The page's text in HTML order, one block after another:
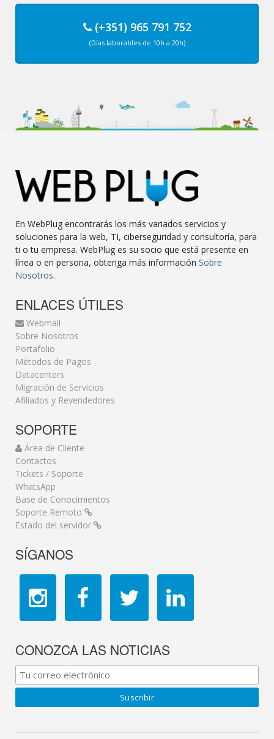
(+351) 965 791 752
(Días laborables de 10h a 20h)
En WebPlug encontrarás los más variados servicios y
soluciones para la web, TI, ciberseguridad y consultoría, para
ti o tu empresa. WebPlug es su socio que está presente en
línea o en persona, obtenga más información Sobre
Nosotros.
ENLACES ÚTILES
Webmail
Sobre Nosotros
Portafolio
Métodos de Pagos
Datacenters
Migración de Servicios
Afiliados y Revendedores
SOPORTE
Área de Cliente
Contactos
Tickets / Soporte
WhatsApp
Base de Conocimientos
Soporte Remoto
Estado del servidor
SÍGANOS
CONOZCA LAS NOTICIAS